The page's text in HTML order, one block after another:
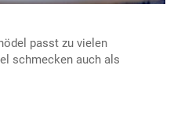
passt zu vielen
schmecken auch als